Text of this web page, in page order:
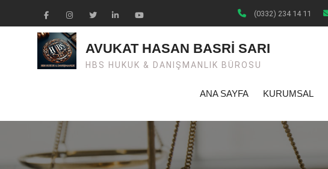
(0332) 234 14 11
FacebookInstagramTwiter LinkedinYoutube
AVUKAT HASAN BASRİ SARI
HBS HUKUK & DANIŞMANLIK BÜROSU
ANA SAYFA KURUMSAL